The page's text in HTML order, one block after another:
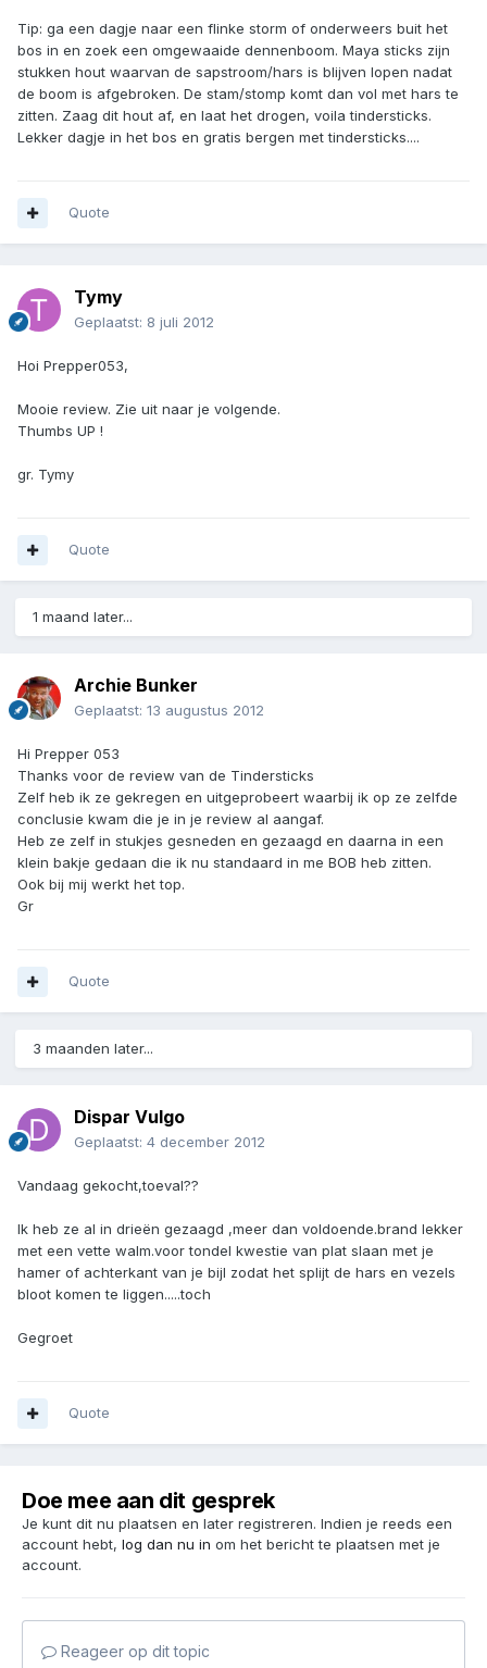
Tip: ga een dagje naar een flinke storm of onderweers buit het
bos in en zoek een omgewaaide dennenboom. Maya sticks zijn
stukken hout waarvan de sapstroom/hars is blijven lopen nadat
de boom is afgebroken. De stam/stomp komt dan vol met hars te
zitten. Zaag dit hout af, en laat het drogen, voila tindersticks.
Lekker dagje in het bos en gratis bergen met tindersticks....
Quote
Tymy
Geplaatst: 8 juli 2012
Hoi Prepper053,
Mooie review. Zie uit naar je volgende.
Thumbs UP !
gr. Tymy
Quote
1 maand later...
Archie Bunker
Geplaatst: 13 augustus 2012
Hi Prepper 053
Thanks voor de review van de Tindersticks
Zelf heb ik ze gekregen en uitgeprobeert waarbij ik op ze zelfde
conclusie kwam die je in je review al aangaf.
Heb ze zelf in stukjes gesneden en gezaagd en daarna in een
klein bakje gedaan die ik nu standaard in me BOB heb zitten.
Ook bij mij werkt het top.
Gr
Quote
3 maanden later...
Dispar Vulgo
Geplaatst: 4 december 2012
Vandaag gekocht,toeval??
Ik heb ze al in drieën gezaagd ,meer dan voldoende.brand lekker
met een vette walm.voor tondel kwestie van plat slaan met je
hamer of achterkant van je bijl zodat het splijt de hars en vezels
bloot komen te liggen.....toch
Gegroet
Quote
Doe mee aan dit gesprek
Je kunt dit nu plaatsen en later registreren. Indien je reeds een
account hebt, log dan nu in om het bericht te plaatsen met je
account.
Reageer op dit topic